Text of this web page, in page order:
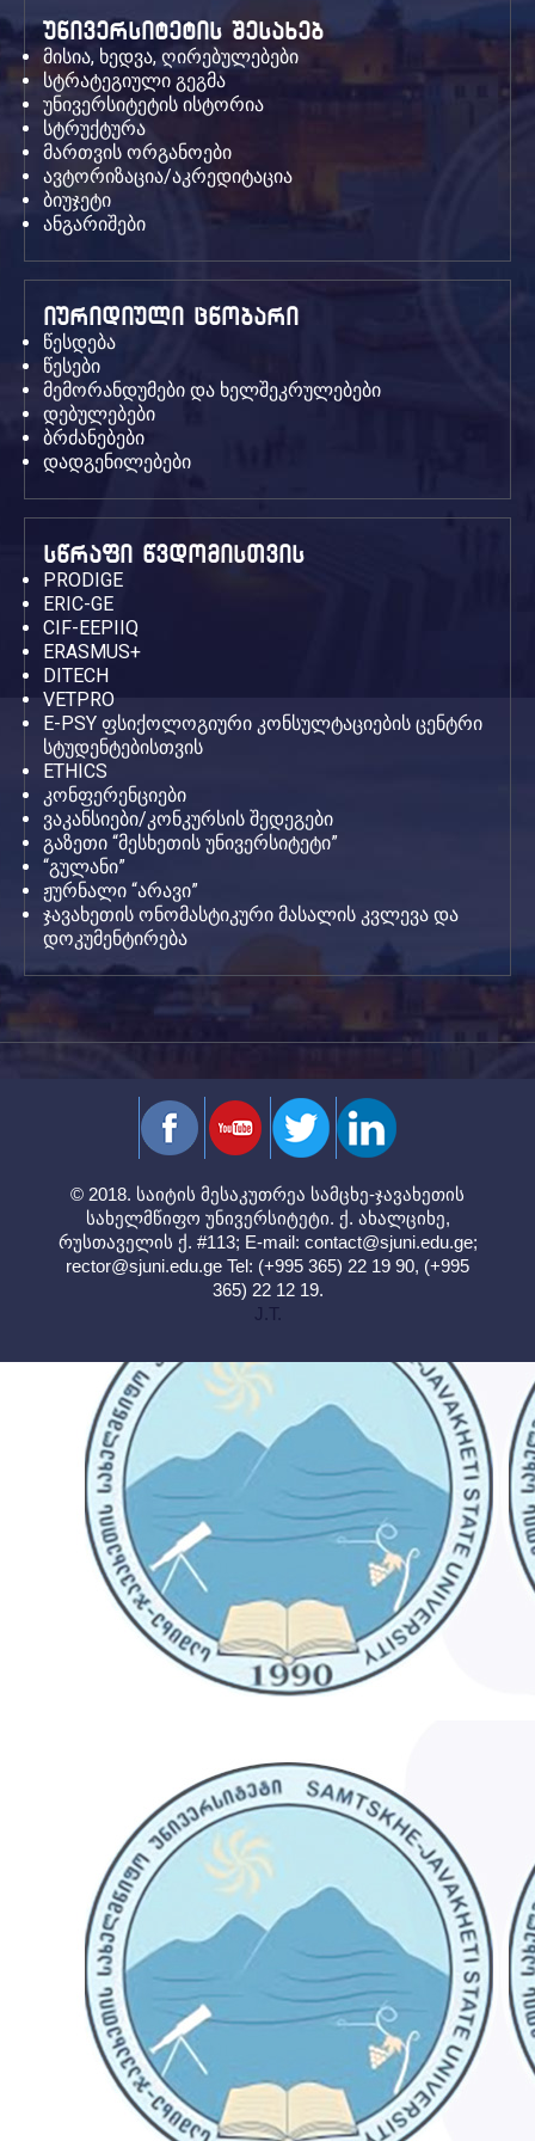
უნივერსიტეტის შესახებ
მისია, ხედვა, ღირებულებები
სტრატეგიული გეგმა
უნივერსიტეტის ისტორია
სტრუქტურა
მართვის ორგანოები
ავტორიზაცია/აკრედიტაცია
ბიუჯეტი
ანგარიშები
იურიდიული ცნობარი
წესდება
წესები
მემორანდუმები და ხელშეკრულებები
დებულებები
ბრძანებები
დადგენილებები
სწრაფი წვდომისთვის
PRODIGE
ERIC-GE
CIF-EEPIIQ
ERASMUS+
DITECH
VETPRO
E-PSY ფსიქოლოგიური კონსულტაციების ცენტრი
სტუდენტებისთვის
ETHICS
კონფერენციები
ვაკანსიები/კონკურსის შედეგები
გაზეთი “მესხეთის უნივერსიტეტი”
“გულანი”
ჟურნალი “არავი”
ჯავახეთის ონომასტიკური მასალის კვლევა და
დოკუმენტირება
© 2018. საიტის მესაკუთრეა სამცხე-ჯავახეთის
სახელმწიფო უნივერსიტეტი. ქ. ახალციხე,
რუსთაველის ქ. #113; E-mail: contact@sjuni.edu.ge;
rector@sjuni.edu.ge Tel: (+995 365) 22 19 90, (+995
365) 22 12 19.
J.T.